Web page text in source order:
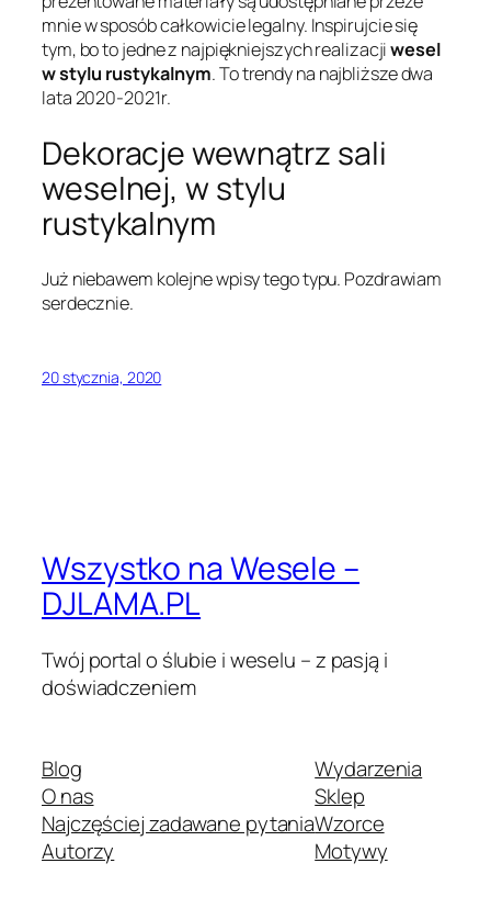
mnie w sposób całkowicie legalny. Inspirujcie się
tym, bo to jedne z najpiękniejszych realizacjiwesel
w stylu rustykalnym. To trendy na najbliższe dwa
lata 2020-2021r.
Dekoracje wewnątrz sali
weselnej, w stylu
rustykalnym
Już niebawem kolejne wpisy tego typu. Pozdrawiam
serdecznie.
20 stycznia, 2020
Wszystko na Wesele –
DJLAMA.PL
Twój portal o ślubie i weselu – z pasją i
doświadczeniem
Blog
O nas
Najczęściej zadawane pytania
Autorzy
Wydarzenia
Sklep
Wzorce
Motywy